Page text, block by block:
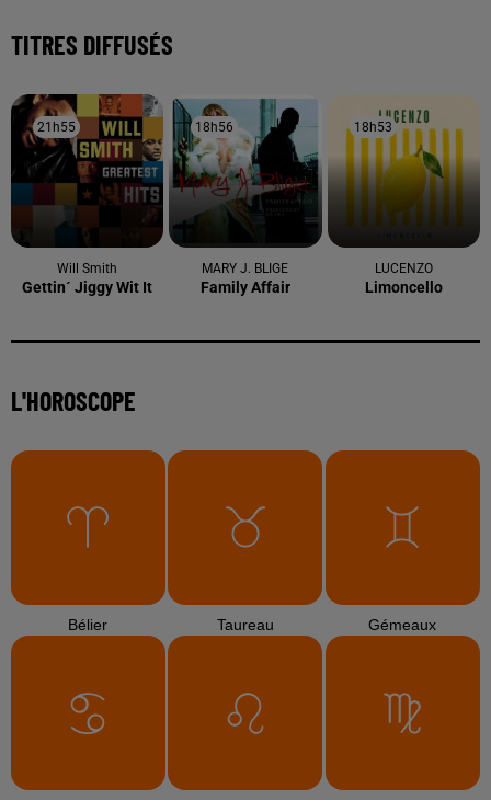
TITRES DIFFUSÉS
21h55
21h55
Will Smith
Gettin´ Jiggy Wit It
18h56
18h56
MARY J. BLIGE
Family Affair
18h53
18h53
LUCENZO
Limoncello
L'HOROSCOPE
Bélier Taureau Gémeaux